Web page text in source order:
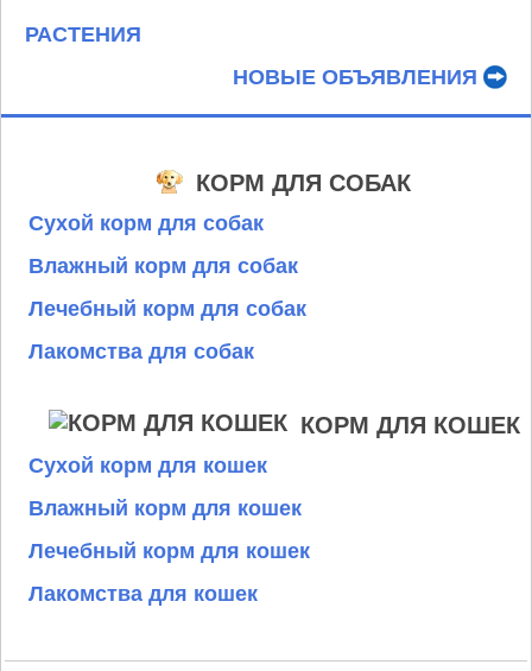
РАСТЕНИЯ
НОВЫЕ ОБЪЯВЛЕНИЯ
КОРМ ДЛЯ СОБАК
Сухой корм для собак
Влажный корм для собак
Лечебный корм для собак
Лакомства для собак
КОРМ ДЛЯ КОШЕК
Сухой корм для кошек
Влажный корм для кошек
Лечебный корм для кошек
Лакомства для кошек